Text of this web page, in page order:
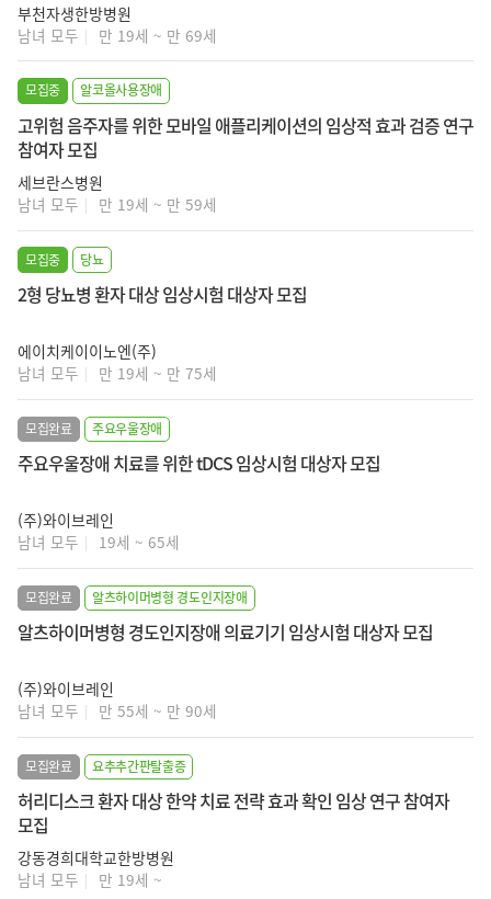
부천자생한방병원
남녀 모두
만 19세 ~ 만 69세
모집중 알코올사용장애
고위험 음주자를 위한 모바일 애플리케이션의 임상적 효과 검증 연구
참여자 모집
세브란스병원
남녀 모두
만 19세 ~ 만 59세
모집중 당뇨
2형 당뇨병 환자 대상 임상시험 대상자 모집
에이치케이이노엔(주)
남녀 모두
만 19세 ~ 만 75세
모집완료 주요우울장애
주요우울장애 치료를 위한 tDCS 임상시험 대상자 모집
(주)와이브레인
남녀 모두
19세 ~ 65세
모집완료 알츠하이머병형 경도인지장애
알츠하이머병형 경도인지장애 의료기기 임상시험 대상자 모집
(주)와이브레인
남녀 모두
만 55세 ~ 만 90세
모집완료 요추추간판탈출증
허리디스크 환자 대상 한약 치료 전략 효과 확인 임상 연구 참여자
모집
강동경희대학교한방병원
남녀 모두
만 19세 ~